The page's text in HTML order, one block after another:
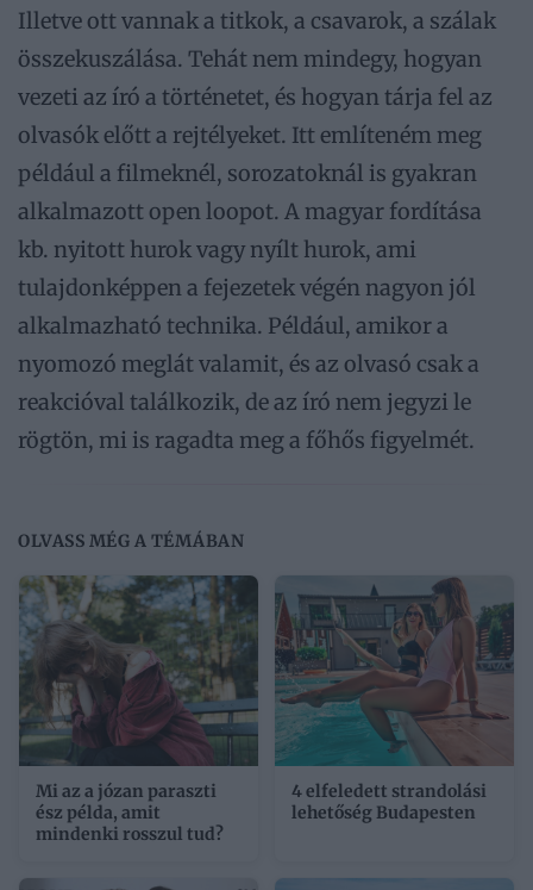
Illetve ott vannak a titkok, a csavarok, a szálak
összekuszálása. Tehát nem mindegy, hogyan
vezeti az író a történetet, és hogyan tárja fel az
olvasók előtt a rejtélyeket. Itt említeném meg
például a filmeknél, sorozatoknál is gyakran
alkalmazott open loopot. A magyar fordítása
kb. nyitott hurok vagy nyílt hurok, ami
tulajdonképpen a fejezetek végén nagyon jól
alkalmazható technika. Például, amikor a
nyomozó meglát valamit, és az olvasó csak a
reakcióval találkozik, de az író nem jegyzi le
rögtön, mi is ragadta meg a főhős figyelmét.
OLVASS MÉG A TÉMÁBAN
Mi az a józan paraszti
ész példa, amit
mindenki rosszul tud?
4 elfeledett strandolási
lehetőség Budapesten